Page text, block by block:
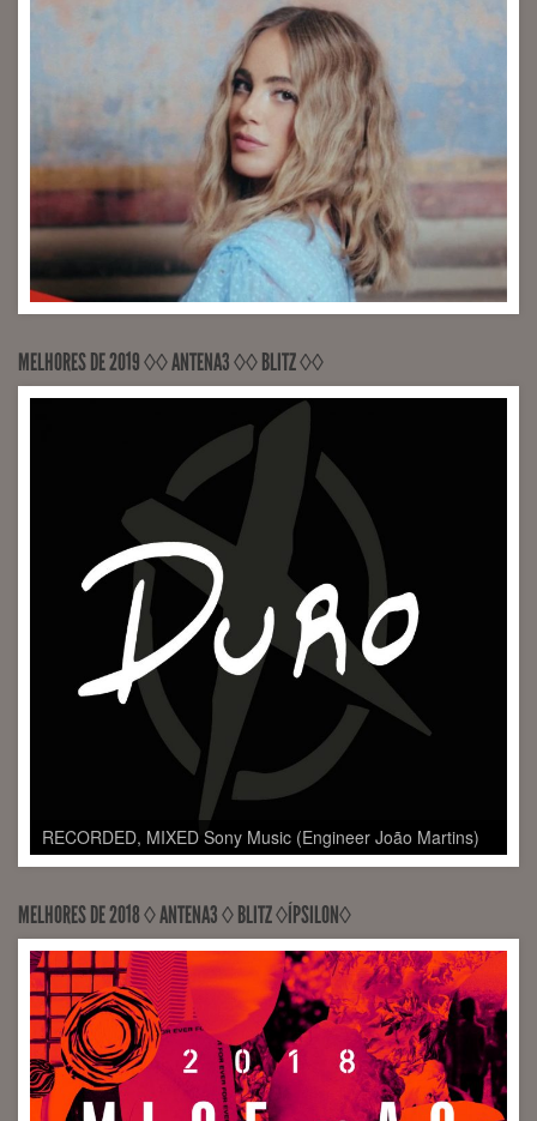
MELHORES DE 2019 ◊◊ ANTENA3 ◊◊ BLITZ ◊◊
RECORDED, MIXED Sony Music (Engineer João Martins)
MELHORES DE 2018 ◊ ANTENA3 ◊ BLITZ ◊ÍPSILON◊